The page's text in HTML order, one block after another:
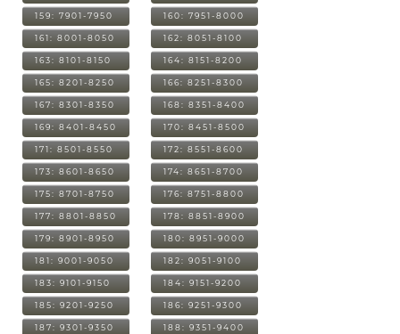
159: 7901-7950 160: 7951-8000
161: 8001-8050 162: 8051-8100
163: 8101-8150 164: 8151-8200
165: 8201-8250 166: 8251-8300
167: 8301-8350 168: 8351-8400
169: 8401-8450 170: 8451-8500
171: 8501-8550 172: 8551-8600
173: 8601-8650 174: 8651-8700
175: 8701-8750 176: 8751-8800
177: 8801-8850 178: 8851-8900
179: 8901-8950 180: 8951-9000
181: 9001-9050 182: 9051-9100
183: 9101-9150 184: 9151-9200
185: 9201-9250 186: 9251-9300
187: 9301-9350 188: 9351-9400